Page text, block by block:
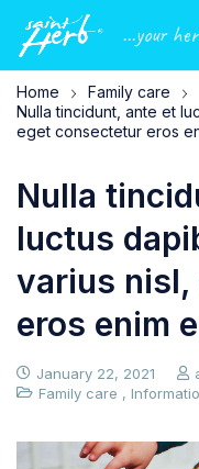
...your
Home
Family care
Nulla tincidunt, ante et
eget consectetur eros
Nulla
luctus
varius
eros enim
January 22, 2021
Family care ,